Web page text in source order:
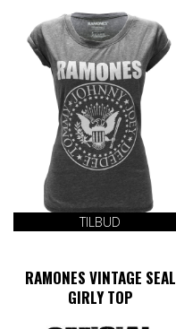
TILBUD
RAMONES VINTAGE SEAL
GIRLY TOP